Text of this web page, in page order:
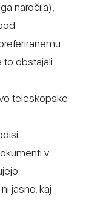
naročila),
to obstajali
teleskopske
v
jasno, kaj